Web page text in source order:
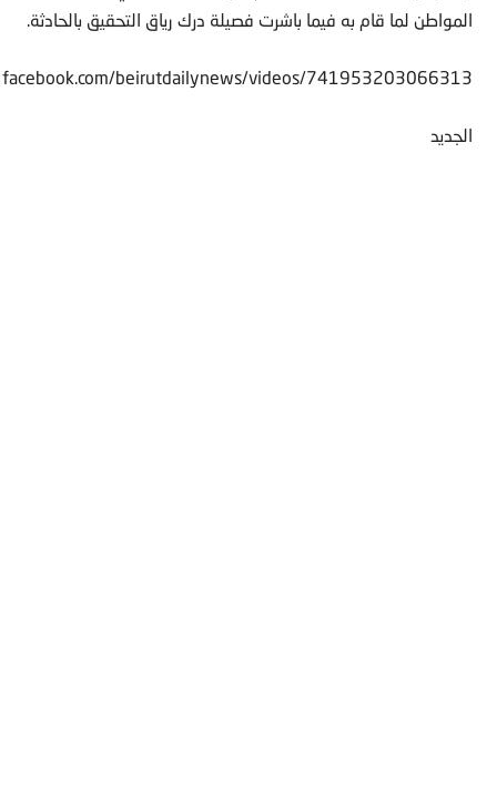
المواطن لما قام به فيما باشرت فصيلة درك رياق التحقيق بالحادثة.
beirutdailynews/videos/741953203066313/
الجديد